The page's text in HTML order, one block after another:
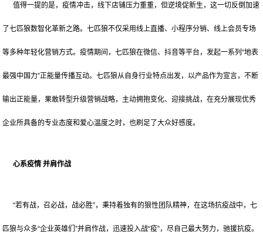
值得一提的是，疫情冲击，线下店铺压力重重，但逆境促新生，这一切反倒加速
了七匹狼数智化革新之路。七匹狼不仅采用线上直播、小程序分销、线上会员专场
等多种年轻化营销方式。疫情期间，七匹狼在微信、抖音等平台，发起一系列“地表
最强中国力”正能量传播互动。七匹狼从自身行业特点出发，以产品作为宣言，不断
输出正能量，果敢转型升级营销战略，主动拥抱变化、迎接挑战，在充分展现优秀
企业所具备的专业态度和爱心温度之时，也刷足了大众好感度。
心系疫情 并肩作战
“若有战，召必战，战必胜”，秉持着独有的狼性团队精神，在这场抗疫战中，七
匹狼与众多“企业英雄们”并肩作战，迅速投入战“疫”，尽自己最大努力，驰援抗疫。